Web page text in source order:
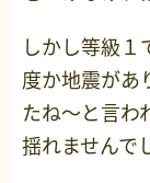
しかし等級
度か地震があ
たね～と言わ
揺れませんで